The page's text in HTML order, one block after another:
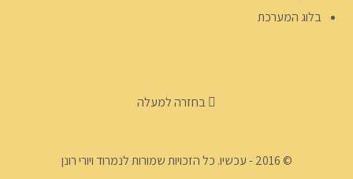
בלוג המערכת
בחזרה למעלה
© 2016 - עכשיו. כל הזכויות שמורות לנמרוד ויורי רונן